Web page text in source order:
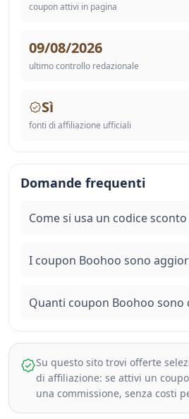
coupon attivi in pagina
09/08/2026
ultimo controllo redazionale
Sì
fonti di affiliazione ufficiali
Domande frequenti
Come si usa un codice
I coupon Boohoo sono
Quanti coupon Boohoo sono
Su questo sito trovi offerte
di affiliazione: se attivi un
una commissione, senza costi